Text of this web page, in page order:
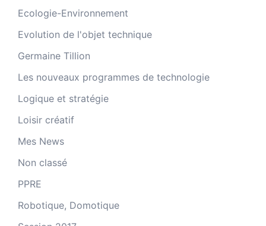
Ecologie-Environnement
Evolution de l'objet technique
Germaine Tillion
Les nouveaux programmes de technologie
Logique et stratégie
Loisir créatif
Mes News
Non classé
PPRE
Robotique, Domotique